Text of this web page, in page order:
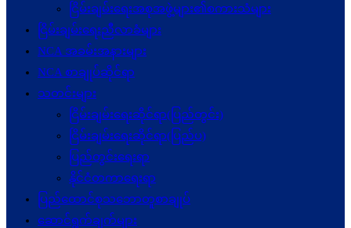
ငြိမ်းချမ်းရေးအစုအဖွဲ့များ၏စကားသံများ
ငြိမ်းချမ်းရေးညီလာခံများ
NCA အခမ်းအနားများ
NCA စာချုပ်ဆိုင်ရာ
သတင်းများ
ငြိမ်းချမ်းရေးဆိုင်ရာ(ပြည်တွင်း)
ငြိမ်းချမ်းရေးဆိုင်ရာ(ပြည်ပ)
ပြည်တွင်းရေးရာ
နိုင်ငံတကာရေးရာ
ပြည်ထောင်စုသဘောတူစာချုပ်
ဆောင်ရွက်ချက်များ